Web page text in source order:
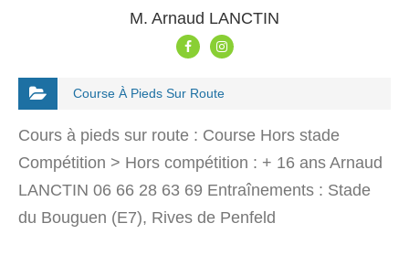
M. Arnaud LANCTIN
Course À Pieds Sur Route
Cours à pieds sur route : Course Hors stade
Compétition > Hors compétition : + 16 ans Arnaud
LANCTIN 06 66 28 63 69 Entraînements : Stade
du Bouguen (E7), Rives de Penfeld